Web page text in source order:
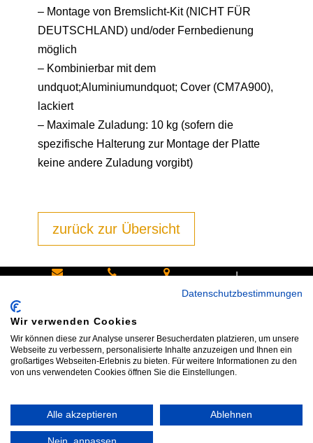
– Montage von Bremslicht-Kit (NICHT FÜR
DEUTSCHLAND) und/oder Fernbedienung
möglich
– Kombinierbar mit dem
undquot;Aluminiumundquot; Cover (CM7A900),
lackiert
– Maximale Zuladung: 10 kg (sofern die
spezifische Halterung zur Montage der Platte
keine andere Zuladung vorgibt)
zurück zur Übersicht
info@bike
shop24.n
et
an:
Tel.+49
172 40 59
85540
Haar bei
|
Impressum|AGB Widerrufsrecht
Vertrag widerrufen
Datenschutzbestimmungen
Wir verwenden Cookies
Wir können diese zur Analyse unserer Besucherdaten platzieren, um unsere
Webseite zu verbessern, personalisierte Inhalte anzuzeigen und Ihnen ein
großartiges Webseiten-Erlebnis zu bieten. Für weitere Informationen zu den
von uns verwendeten Cookies öffnen Sie die Einstellungen.
Alle akzeptieren Ablehnen